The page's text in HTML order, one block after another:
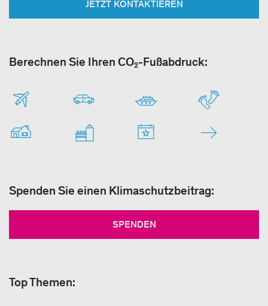
JETZT KONTAKTIEREN
Berechnen Sie Ihren CO₂-Fußabdruck:
Spenden Sie einen Klimaschutzbeitrag:
SPENDEN
Top Themen: